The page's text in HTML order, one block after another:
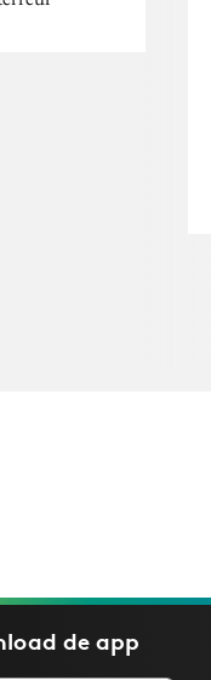
deapp